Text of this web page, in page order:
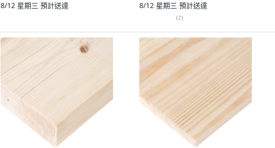
8/12 星期三 預計送達 8/12 星期三 預計送達
(2)